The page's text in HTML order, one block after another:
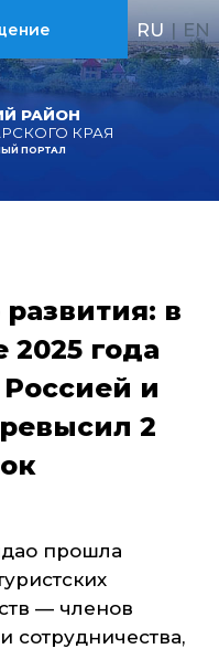
РАЙОН
КРАЯ
ПОРТАЛ
RU | EN
в
2025 года
и
2
прошла
— членов
сотрудничества,